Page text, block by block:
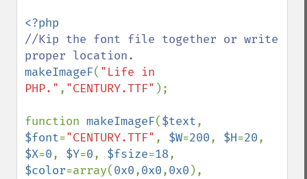
//Kip the font file together or write
makeImageF( "Life in
PHP." , "CENTURY.TTF" );
function makeImageF($text
$font="CENTURY.TTF" , $W=200, $H=20
$X=0, $Y=0, $fsize=18
$color=array(0x0,0x0,0x0